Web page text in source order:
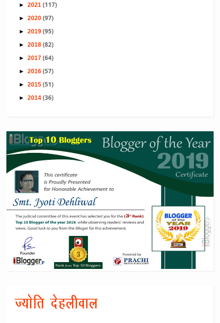
►2021(117)
►2020(97)
►2019(95)
►2018(82)
►2017(64)
►2016(57)
►2015(51)
►2014(36)